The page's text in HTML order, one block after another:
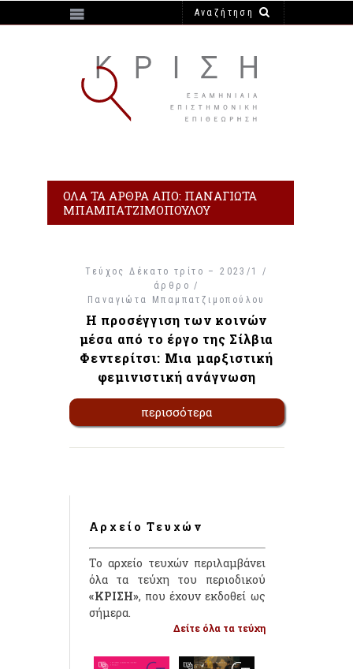
https://e-krisi.gr/wp-content/themes/krisi
ΌΛΑ ΤΑ ΆΡΘΡΑ ΑΠΌ: ΠΑΝΑΓΙΏΤΑ
ΜΠΑΜΠΑΤΖΙΜΟΠΟΎΛΟΥ
Τεύχος Δέκατο τρίτο – 2023/1 /
άρθρο /
Παναγιώτα Μπαμπατζιμοπούλου
Η προσέγγιση των κοινών
μέσα από το έργο της Σίλβια
Φεντερίτσι: Μια μαρξιστική
φεμινιστική ανάγνωση
περισσότερα
Αρχείο Τευχών
Το αρχείο τευχών περιλαμβάνει
όλα τα τεύχη του περιοδικού
«ΚΡΙΣΗ», που έχουν εκδοθεί ως
σήμερα.
Δείτε όλα τα τεύχη